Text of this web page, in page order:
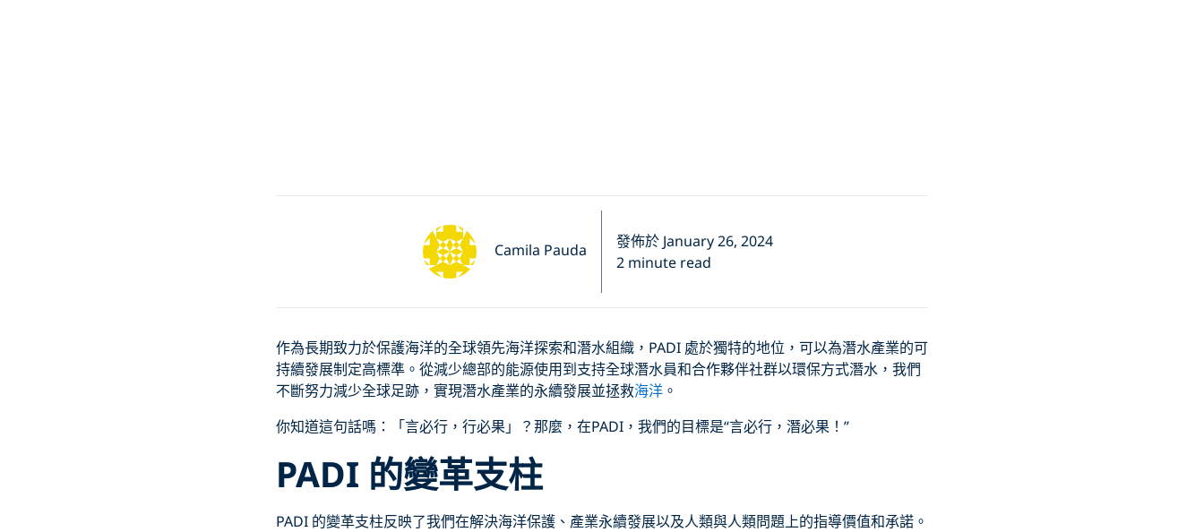
Camila Pauda
發佈於 January 26, 2024
2 minute read
作為長期致力於保護海洋的全球領先海洋探索和潛水組織，PADI 處於獨特的地位，可以為潛水產業的可
持續發展制定高標準。從減少總部的能源使用到支持全球潛水員和合作夥伴社群以環保方式潛水，我們
不斷努力減少全球足跡，實現潛水產業的永續發展並拯救海洋 。
你知道這句話嗎：「言必行，行必果」？那麼，在PADI，我們的目標是“言必行，潛必果！”
PADI 的變革支柱
PADI 的變革支柱反映了我們在解決海洋保護、產業永續發展以及人類與人類問題上的指導價值和承諾。